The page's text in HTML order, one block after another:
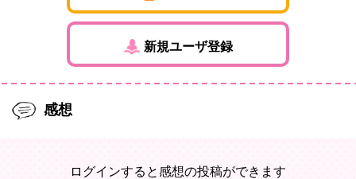
新規ユーザ登録
感想
ログインすると感想の投稿ができます